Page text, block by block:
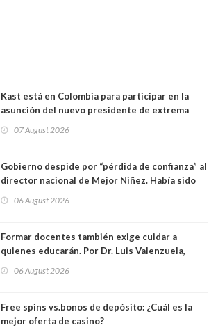
Kast está en Colombia para participar en la
asunción del nuevo presidente de extrema
07 August 2026
Gobierno despide por “pérdida de confianza” al
director nacional de Mejor Niñez. Había sido
06 August 2026
Formar docentes también exige cuidar a
quienes educarán. Por Dr. Luis Valenzuela,
Académicos U. Católica Silva Henríquez
06 August 2026
Free spins vs.bonos de depósito: ¿Cuál es la
mejor oferta de casino?